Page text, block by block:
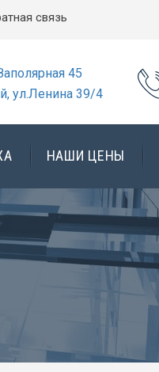
связь
45
ул.Ленина 39/4
НАШИ ЦЕНЫ